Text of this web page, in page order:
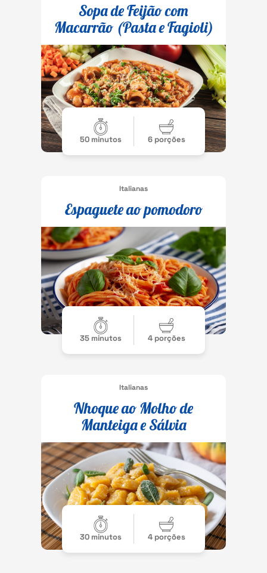
Sopa de Feijão com
Macarrão (Pasta e Fagioli)
50 minutos 6 porções
Italianas
Espaguete ao pomodoro
35 minutos 4 porções
Italianas
Nhoque ao Molho de
Manteiga e Sálvia
30 minutos 4 porções